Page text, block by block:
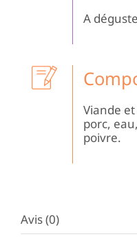
A
Viande
porc,
poivre.
Avis (0)